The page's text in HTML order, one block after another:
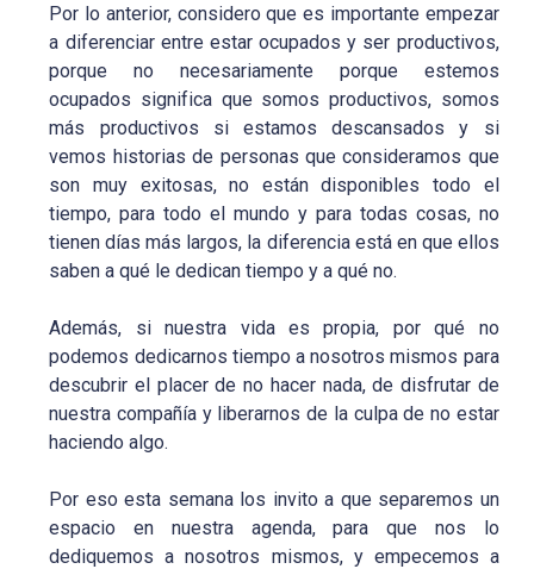
Por lo anterior, considero que es importante empezar
a diferenciar entre estar ocupados y ser productivos,
porque no necesariamente porque estemos
ocupados significa que somos productivos, somos
más productivos si estamos descansados y si
vemos historias de personas que consideramos que
son muy exitosas, no están disponibles todo el
tiempo, para todo el mundo y para todas cosas, no
tienen días más largos, la diferencia está en que ellos
saben a qué le dedican tiempo y a qué no.
Además, si nuestra vida es propia, por qué no
podemos dedicarnos tiempo a nosotros mismos para
descubrir el placer de no hacer nada, de disfrutar de
nuestra compañía y liberarnos de la culpa de no estar
haciendo algo.
Por eso esta semana los invito a que separemos un
espacio en nuestra agenda, para que nos lo
dediquemos a nosotros mismos, y empecemos a